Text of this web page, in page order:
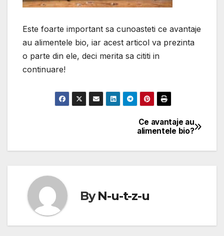
Este foarte important sa cunoasteti ce avantaje
au alimentele bio, iar acest articol va prezinta
o parte din ele, deci merita sa cititi in
continuare!
în
Ce avantaje au
alimentele bio?
ByN-u-t-z-u